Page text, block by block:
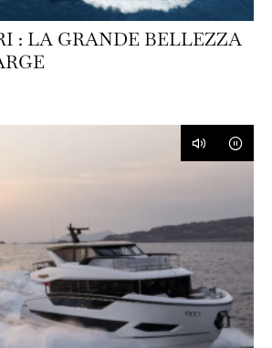
: LA GRANDE BELLEZZA